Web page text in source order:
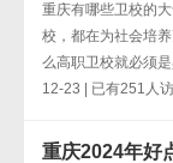
重庆有哪些卫校的
校，都在为社会培
么高职卫校就必须
12-23 | 已有251人
重庆2024年好